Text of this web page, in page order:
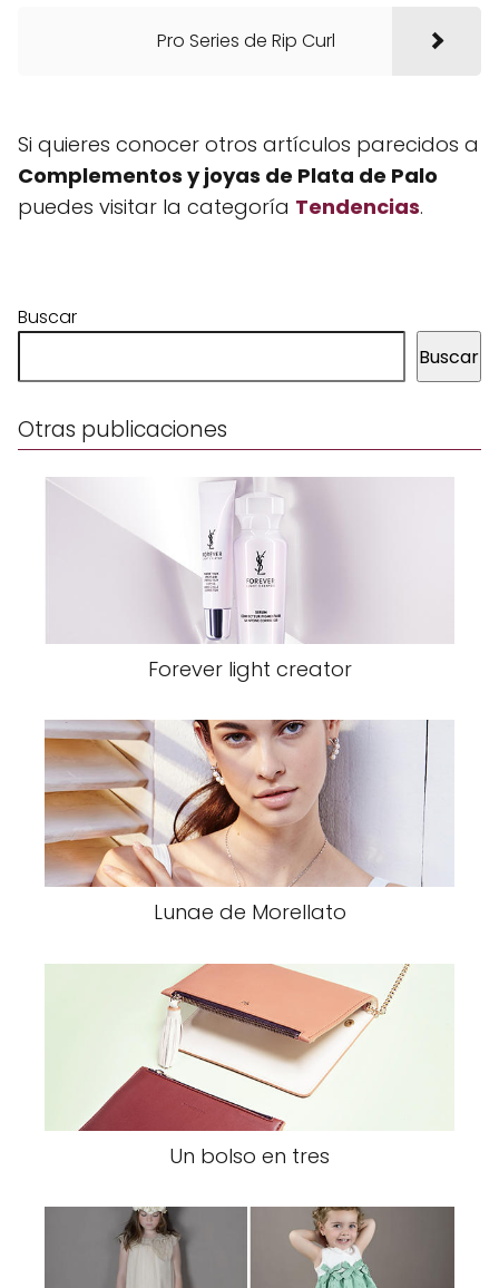
Pro Series de Rip Curl
Si quieres conocer otros artículos parecidos a
Complementos y joyas de Plata de Palo
puedes visitar la categoría Tendencias.
Buscar
Buscar
Otras publicaciones
Forever light creator
Lunae de Morellato
Un bolso en tres